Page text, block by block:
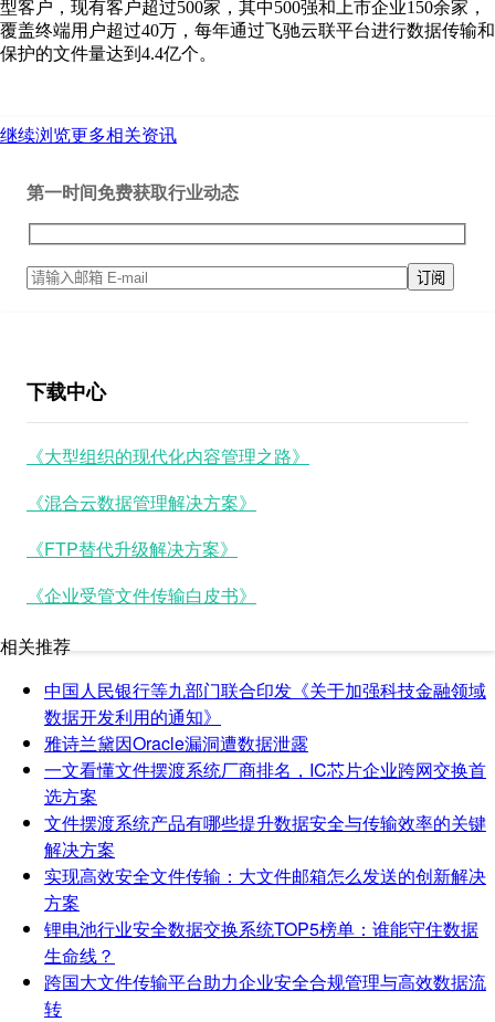
型客户，现有客户超过500家，其中500强和上市企业150余家，
覆盖终端用户超过40万，每年通过飞驰云联平台进行数据传输和
保护的文件量达到4.4亿个。
继续浏览更多相关资讯
第一时间免费获取行业动态
下载中心
《大型组织的现代化内容管理之路》
《混合云数据管理解决方案》
《FTP替代升级解决方案》
《企业受管文件传输白皮书》
相关推荐
中国人民银行等九部门联合印发《关于加强科技金融领域
数据开发利用的通知》
雅诗兰黛因Oracle漏洞遭数据泄露
一文看懂文件摆渡系统厂商排名，IC芯片企业跨网交换首
选方案
文件摆渡系统产品有哪些提升数据安全与传输效率的关键
解决方案
实现高效安全文件传输：大文件邮箱怎么发送的创新解决
方案
锂电池行业安全数据交换系统TOP5榜单：谁能守住数据
生命线？
跨国大文件传输平台助力企业安全合规管理与高效数据流
转